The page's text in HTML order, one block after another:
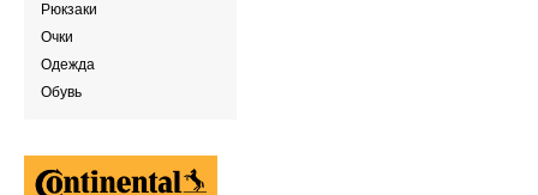
Рюкзаки
Очки
Одежда
Обувь